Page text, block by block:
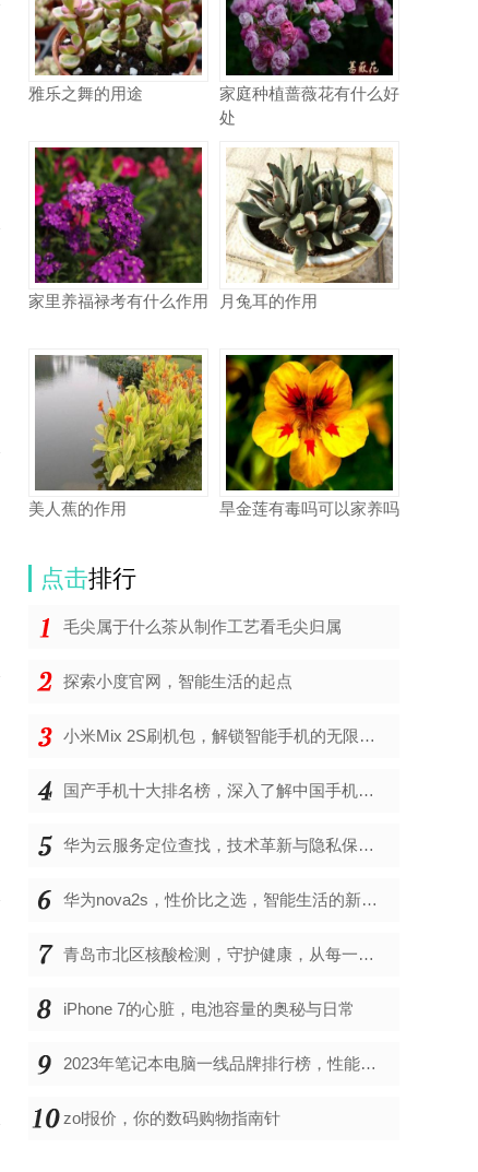
雅乐之舞的用途
家庭种植蔷薇花有什么好
处
家里养福禄考有什么作用 月兔耳的作用
美人蕉的作用 旱金莲有毒吗可以家养吗
点击排行
毛尖属于什么茶从制作工艺看毛尖归属
探索小度官网，智能生活的起点
小米Mix 2S刷机包，解锁智能手机的无限可能
国产手机十大排名榜，深入了解中国手机市场的佼佼者
华为云服务定位查找，技术革新与隐私保护的双重奏
华为nova2s，性价比之选，智能生活的新伙伴
青岛市北区核酸检测，守护健康，从每一次检测开始
iPhone 7的心脏，电池容量的奥秘与日常
2023年笔记本电脑一线品牌排行榜，性能、创新与用户满意度的综合考量
zol报价，你的数码购物指南针